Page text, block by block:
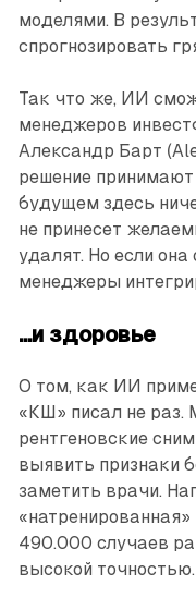
моделями. В
спрогнозировать
Так что же, ИИ
менеджеров
Александр Барт
решение
будущем здесь
не принесет
удалят. Но если
менеджеры
...и здоровье
О том, как ИИ
«КШ» писал не
рентгеновские
выявить признаки
заметить врачи.
«натренированная»
490.000 случаев
высокой точностью.